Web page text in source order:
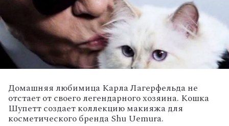
Домашняя любимица Карла Лагерфельда не
отстает от своего легендарного хозяина. Кошка
Шупетт создает коллекцию макияжа для
косметического бренда Shu Uemura.